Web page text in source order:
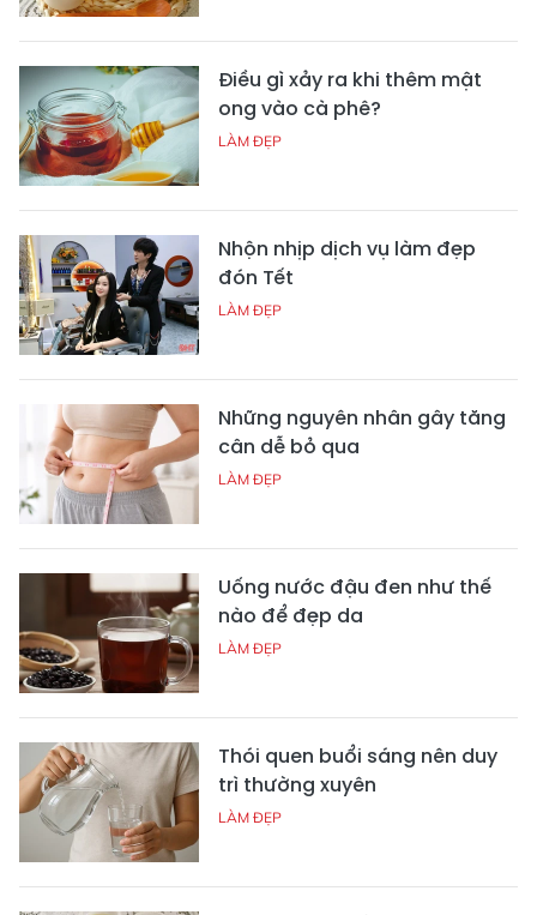
Điều gì xảy ra khi thêm mật
ong vào cà phê?
LÀM ĐẸP
Nhộn nhịp dịch vụ làm đẹp
đón Tết
LÀM ĐẸP
Những nguyên nhân gây tăng
cân dễ bỏ qua
LÀM ĐẸP
Uống nước đậu đen như thế
nào để đẹp da
LÀM ĐẸP
Thói quen buổi sáng nên duy
trì thường xuyên
LÀM ĐẸP